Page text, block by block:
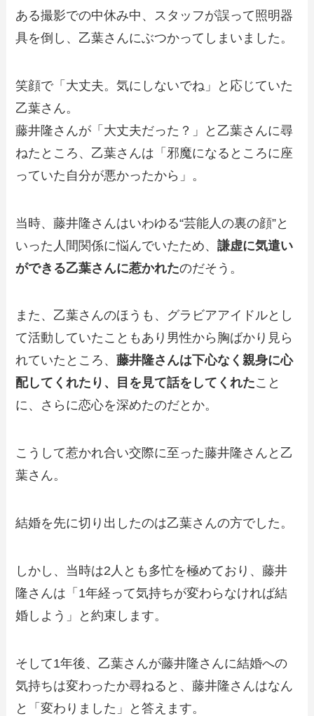
ある撮影での中休み中、スタッフが誤って照明器
具を倒し、乙葉さんにぶつかってしまいました。
笑顔で「大丈夫。気にしないでね」と応じていた
乙葉さん。
藤井隆さんが「大丈夫だった？」と乙葉さんに尋
ねたところ、乙葉さんは「邪魔になるところに座
っていた自分が悪かったから」。
当時、藤井隆さんはいわゆる“芸能人の裏の顔”と
いった人間関係に悩んでいたため、謙虚に気遣い
ができる乙葉さんに惹かれたのだそう。
また、乙葉さんのほうも、グラビアアイドルとし
て活動していたこともあり男性から胸ばかり見ら
れていたところ、藤井隆さんは下心なく親身に心
配してくれたり、目を見て話をしてくれたこと
に、さらに恋心を深めたのだとか。
こうして惹かれ合い交際に至った藤井隆さんと乙
葉さん。
結婚を先に切り出したのは乙葉さんの方でした。
しかし、当時は2人とも多忙を極めており、藤井
隆さんは「1年経って気持ちが変わらなければ結
婚しよう」と約束します。
そして1年後、乙葉さんが藤井隆さんに結婚への
気持ちは変わったか尋ねると、藤井隆さんはなん
と「変わりました」と答えます。